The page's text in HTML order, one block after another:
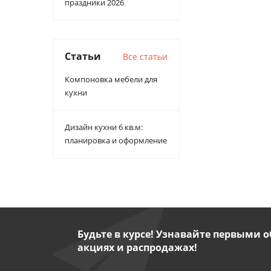
праздники 2026
Статьи Все статьи
Компоновка мебели для
кухни
Дизайн кухни 6 кв.м:
планировка и оформление
Будьте в курсе! Узнавайте первыми
акциях и распродажах!